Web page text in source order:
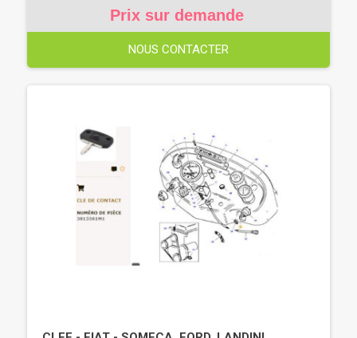
Prix sur demande
NOUS CONTACTER